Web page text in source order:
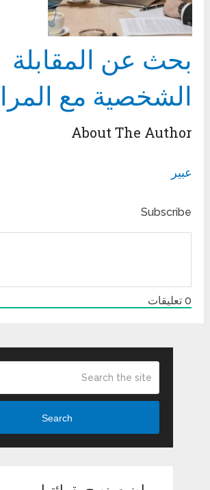
بحث عن المقابلة
الشخصية مع
About The Author
عبير
Subscribe
0 تعليقات
Search